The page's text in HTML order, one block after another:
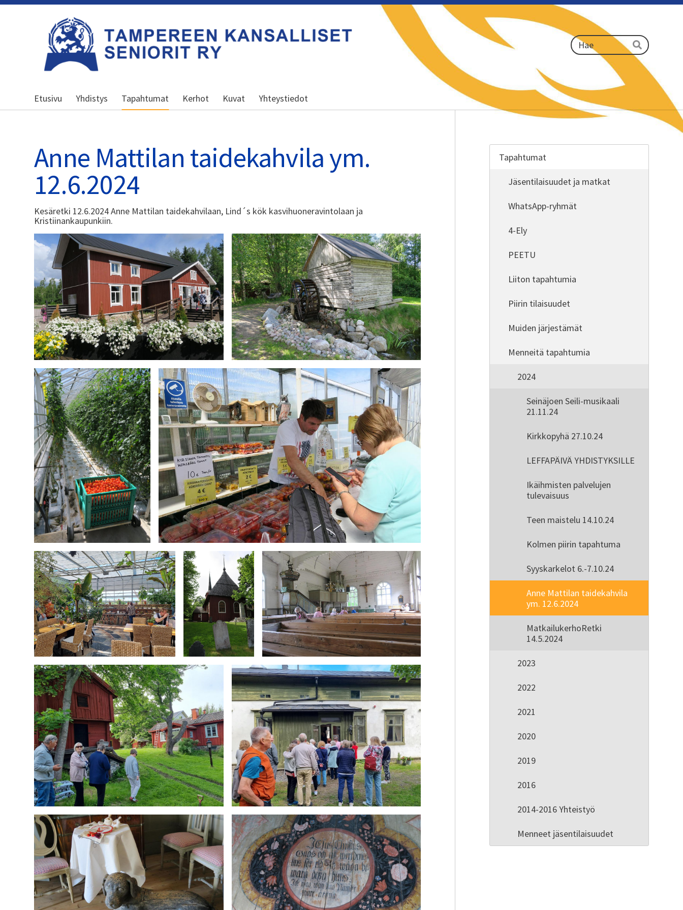
Kansallinen senioriliitto
Haku
Hae
Etusivu Yhdistys Tapahtumat Kerhot Kuvat Yhteystiedot
Anne Mattilan taidekahvila ym.
12.6.2024
Kesäretki 12.6.2024 Anne Mattilan taidekahvilaan, Lind´s kök kasvihuoneravintolaan ja
Kristiinankaupunkiin.
Tapahtumat
Jäsentilaisuudet ja matkat
WhatsApp-ryhmät
4-Ely
PEETU
Liiton tapahtumia
Piirin tilaisuudet
Muiden järjestämät
Menneitä tapahtumia
2024
Seinäjoen Seili-musikaali
21.11.24
Kirkkopyhä 27.10.24
LEFFAPÄIVÄ YHDISTYKSILLE
Ikäihmisten palvelujen
tulevaisuus
Teen maistelu 14.10.24
Kolmen piirin tapahtuma
Syyskarkelot 6.-7.10.24
Anne Mattilan taidekahvila
ym. 12.6.2024
MatkailukerhoRetki
14.5.2024
2023
2022
2021
2020
2019
2016
2014-2016 Yhteistyö
Menneet jäsentilaisuudet